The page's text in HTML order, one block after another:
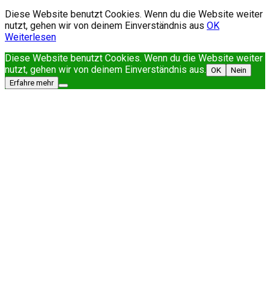
Diese Website benutzt Cookies. Wenn du die Website weiter
nutzt, gehen wir von deinem Einverständnis aus OK
Weiterlesen
Diese Website benutzt Cookies. Wenn du die Website weiter
nutzt, gehen wir von deinem Einverständnis aus. OK
Nein
Erfahre mehr